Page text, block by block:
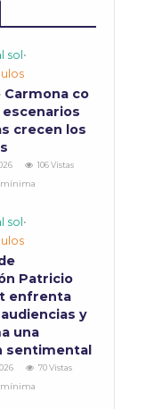
sol •
Carmona co
crecen los
106 Vistas
mínima
sol •
Patricio
enfrenta
y
una
sentimental
70 Vistas
mínima